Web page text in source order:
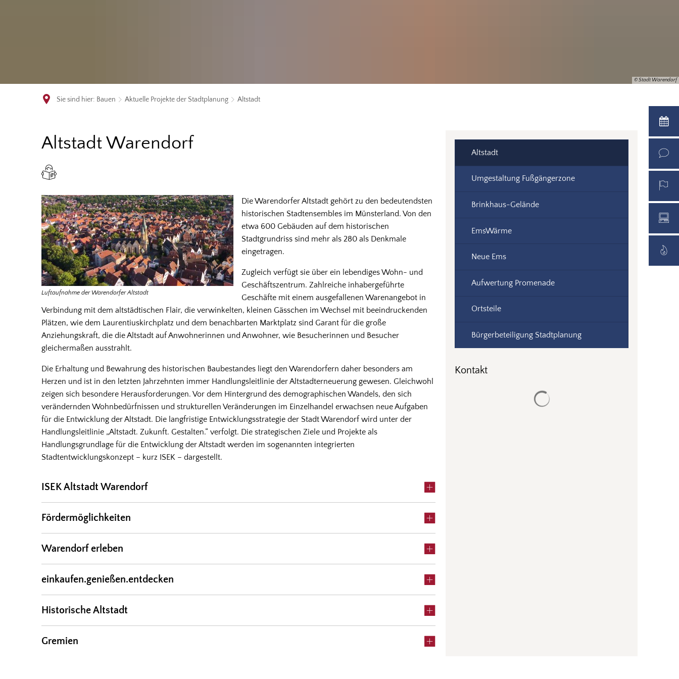
© Stadt Warendorf
Sie sind hier: Bauen Aktuelle Projekte der Stadtplanung Altstadt
AltstadtAltstadt Warendorf
Luftaufnahme der Warendorfer Altstadt
Die Warendorfer Altstadt gehört zu den bedeutendsten
historischen Stadtensembles im Münsterland. Von den
etwa 600 Gebäuden auf dem historischen
Stadtgrundriss sind mehr als 280 als Denkmale
eingetragen.
Zugleich verfügt sie über ein lebendiges Wohn- und
Geschäftszentrum. Zahlreiche inhabergeführte
Geschäfte mit einem ausgefallenen Warenangebot in
Verbindung mit dem altstädtischen Flair, die verwinkelten, kleinen Gässchen im Wechsel mit beeindruckenden
Plätzen, wie dem Laurentiuskirchplatz und dem benachbarten Marktplatz sind Garant für die große
Anziehungskraft, die die Altstadt auf Anwohnerinnen und Anwohner, wie Besucherinnen und Besucher
gleichermaßen ausstrahlt.
Die Erhaltung und Bewahrung des historischen Baubestandes liegt den Warendorfern daher besonders am
Herzen und ist in den letzten Jahrzehnten immer Handlungsleitlinie der Altstadterneuerung gewesen. Gleichwohl
zeigen sich besondere Herausforderungen. Vor dem Hintergrund des demographischen Wandels, den sich
verändernden Wohnbedürfnissen und strukturellen Veränderungen im Einzelhandel erwachsen neue Aufgaben
für die Entwicklung der Altstadt. Die langfristige Entwicklungsstrategie der Stadt Warendorf wird unter der
Handlungsleitlinie „Altstadt. Zukunft. Gestalten.“ verfolgt. Die strategischen Ziele und Projekte als
Handlungsgrundlage für die Entwicklung der Altstadt werden im sogenannten integrierten
Stadtentwicklungskonzept – kurz ISEK – dargestellt.
ISEK Altstadt Warendorf
Fördermöglichkeiten
Warendorf erleben
einkaufen.genießen.entdecken
Historische Altstadt
Gremien
Altstadt
Umgestaltung Fußgängerzone
Brinkhaus-Gelände
EmsWärme
Neue Ems
Aufwertung Promenade
Ortsteile
Bürgerbeteiligung Stadtplanung
Kontakt